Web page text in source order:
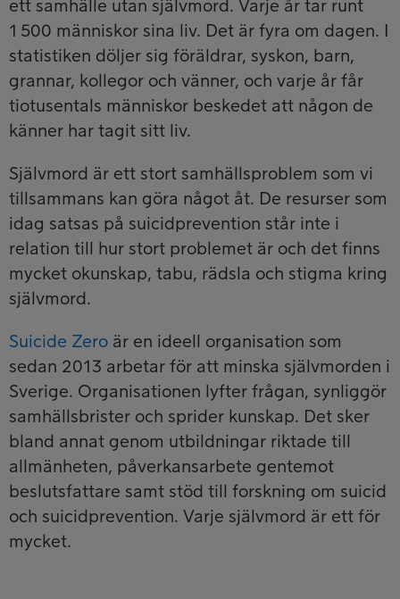
ett samhälle utan självmord. Varje år tar runt
1 500 människor sina liv. Det är fyra om dagen. I
statistiken döljer sig föräldrar, syskon, barn,
grannar, kollegor och vänner, och varje år får
tiotusentals människor beskedet att någon de
känner har tagit sitt liv.
Självmord är ett stort samhällsproblem som vi
tillsammans kan göra något åt. De resurser som
idag satsas på suicidprevention står inte i
relation till hur stort problemet är och det finns
mycket okunskap, tabu, rädsla och stigma kring
självmord.
Suicide Zero är en ideell organisation som
sedan 2013 arbetar för att minska självmorden i
Sverige. Organisationen lyfter frågan, synliggör
samhällsbrister och sprider kunskap. Det sker
bland annat genom utbildningar riktade till
allmänheten, påverkansarbete gentemot
beslutsfattare samt stöd till forskning om suicid
och suicidprevention. Varje självmord är ett för
mycket.